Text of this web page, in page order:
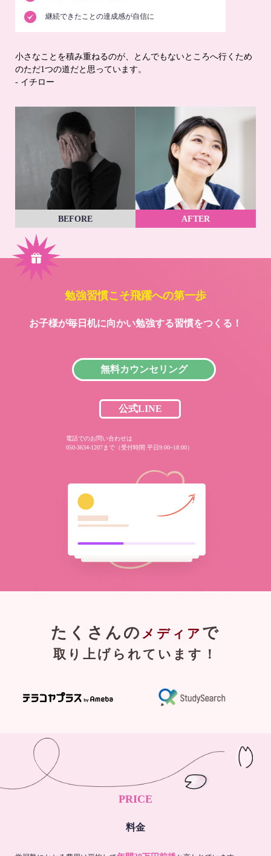
継続できたことの達成感が自信に
小さなことを積み重ねるのが、とんでもないところへ行くため
のただ1つの道だと思っています。
- イチロー
BEFORE AFTER
勉強習慣こそ飛躍への第一歩
お子様が毎日机に向かい勉強する習慣をつくる！
無料カウンセリング
公式LINE
電話でのお問い合わせは
050-3634-1207まで（受付時間 平日9:00~18:00）
たくさんの メディア で
取り上げられています！
PRICE
料金